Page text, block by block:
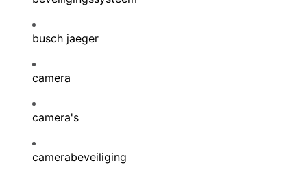
busch jaeger
camera
camera's
camerabeveiliging